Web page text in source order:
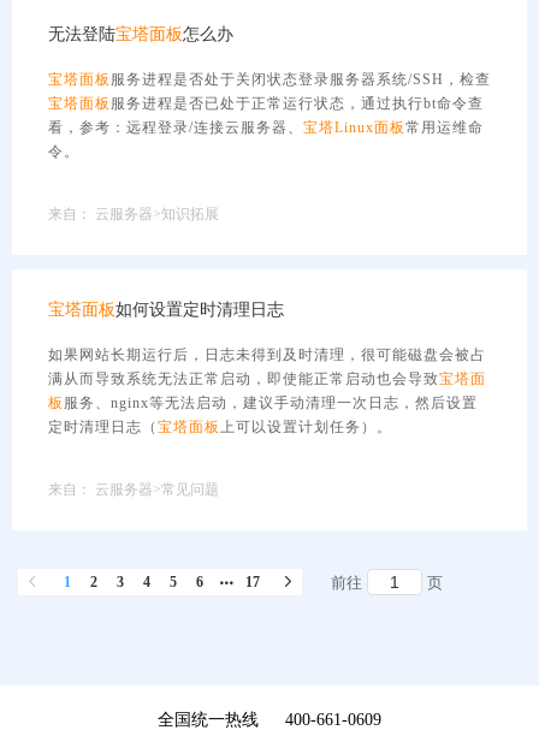
无法登陆宝塔面板怎么办
宝塔面板 服务进程是否处于关闭状态登录服务器系统/SSH，检查
宝塔面板 服务进程是否已处于正常运行状态，通过执行bt命令查
看，参考：远程登录/连接云服务器、 宝塔Linux面板常用运维命
令。
来自： 云服务器>知识拓展
宝塔面板如何设置定时清理日志
如果网站长期运行后，日志未得到及时清理，很可能磁盘会被占
满从而导致系统无法正常启动，即使能正常启动也会导致宝塔面
板 服务、nginx等无法启动，建议手动清理一次日志，然后设置
定时清理日志（ 宝塔面板上可以设置计划任务）。
来自： 云服务器>常见问题
1 2 3 4 5 6 17 前往 页
全国统一热线 400-661-0609